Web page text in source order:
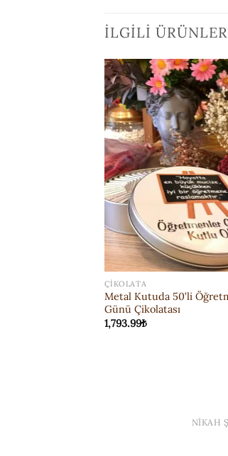
İLGILI ÜRÜNLER
ÇIKOLATA
Metal Kutuda 50’li
Günü Çikolatası
1,793.99₺
NIKAH